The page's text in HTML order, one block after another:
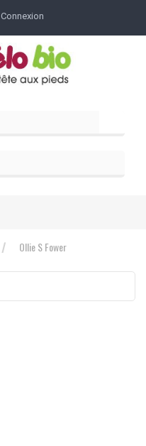
Connexion
Ollie S Fower